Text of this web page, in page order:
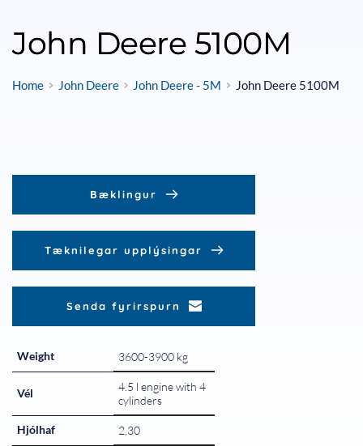
John Deere 5100M
Home John Deere John Deere - 5M John Deere 5100M
Bæklingur
Tæknilegar upplýsingar
Senda fyrirspurn
Weight 3600-3900 kg
Vél
4.5 l engine with 4
cylinders
Hjólhaf 2,30